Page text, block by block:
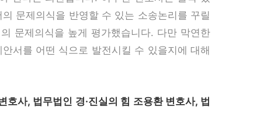
문제의식을 반영할 수 있는 소송논리를 꾸릴
문제의식을 높게 평가했습니다. 다만 막연한
서를 어떤 식으로 발전시킬 수 있을지에 대해
사, 법무법인 경·진실의 힘 조용환 변호사, 법